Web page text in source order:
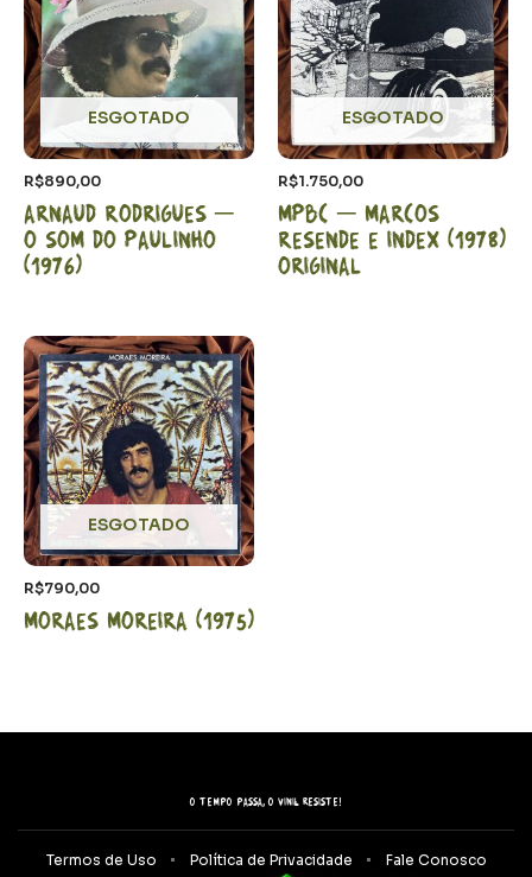
ESGOTADO
R$890,00
Arnaud Rodrigues –
O som do Paulinho
(1976)
ESGOTADO
R$1.750,00
MPBC – Marcos
Resende e Index (1978)
Original
ESGOTADO
R$790,00
Moraes Moreira (1975)
O tempo passa, o vinil resiste!
Termos de Uso Política de Privacidade Fale Conosco